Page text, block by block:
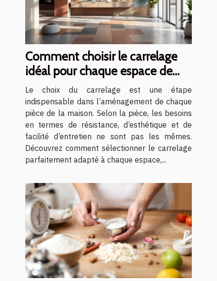
Comment choisir le carrelage
idéal pour chaque espace de
votre maison ?
Le choix du carrelage est une étape
indispensable dans l’aménagement de chaque
pièce de la maison. Selon la pièce, les besoins
en termes de résistance, d’esthétique et de
facilité d’entretien ne sont pas les mêmes.
Découvrez comment sélectionner le carrelage
parfaitement adapté à chaque espace,...